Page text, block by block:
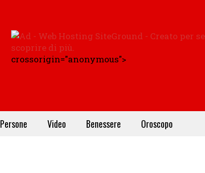
crossorigin="anonymous">
Persone Video Benessere Oroscopo